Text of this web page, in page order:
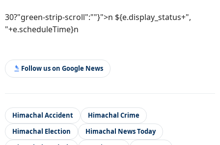
30?"green-strip-scroll":""}">n ${e.display_status+",
"+e.scheduleTime}n
Follow us on Google News
Himachal Accident
Himachal Crime
Himachal Election
Himachal News Today